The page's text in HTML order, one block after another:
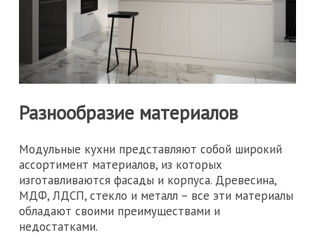
Разнообразие материалов
Модульные кухни представляют собой широкий
ассортимент материалов, из которых
изготавливаются фасады и корпуса. Древесина,
МДФ, ЛДСП, стекло и металл – все эти материалы
обладают своими преимуществами и
недостатками.